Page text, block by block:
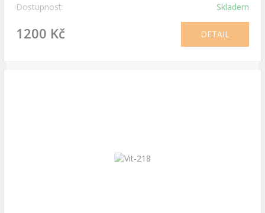
Dostupnost: Skladem
1200 Kč DETAIL